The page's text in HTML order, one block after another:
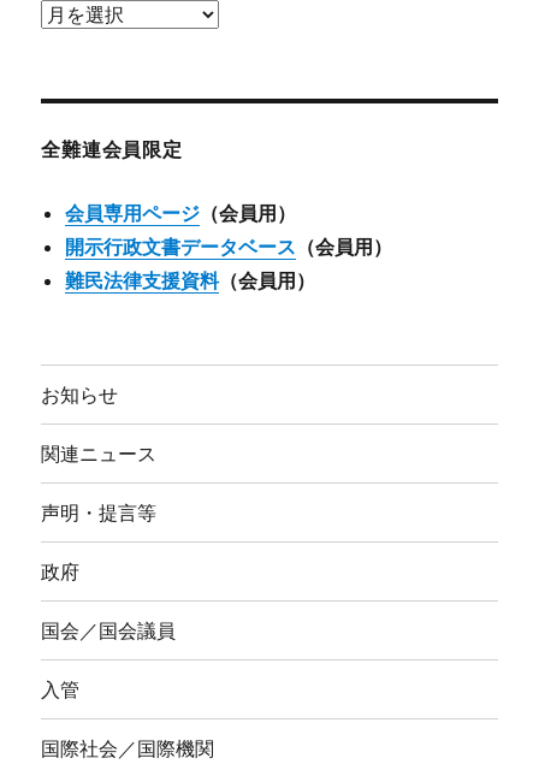
ア
ブ
全難連会員限定
会員専用ページ （会員用）
開示行政文書データベース （会員用）
難民法律支援資料（会員用）
お知らせ
関連ニュース
声明・提言等
政府
国会／国会議員
入管
国際社会／国際機関